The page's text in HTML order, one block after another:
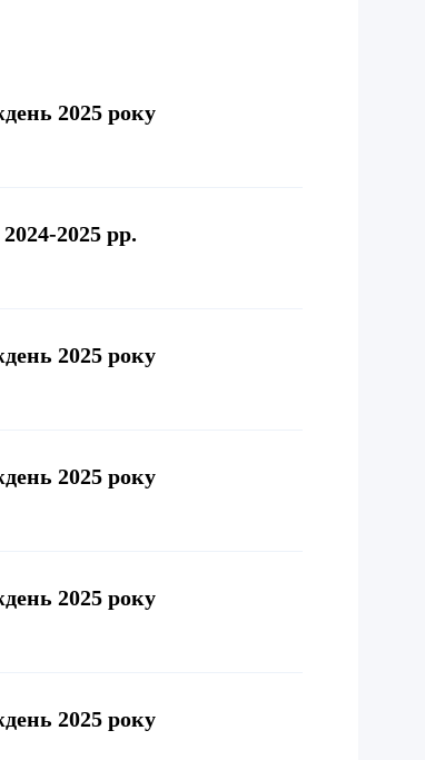
2025 року
2025 рр.
2025 року
2025 року
2025 року
2025 року